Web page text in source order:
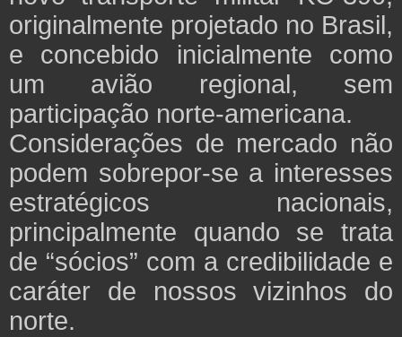
originalmente projetado no Brasil,
e concebido inicialmente como
um avião regional, sem
participação norte-americana.
Considerações de mercado não
podem sobrepor-se a interesses
estratégicos nacionais,
principalmente quando se trata
de “sócios” com a credibilidade e
caráter de nossos vizinhos do
norte.